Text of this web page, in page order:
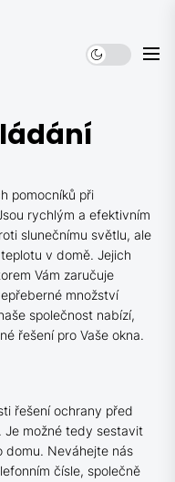
pomocníků při
rychlým a efektivním
slunečnímu světlu, ale
v domě. Jejich
Vám zaručuje
množství
společnost nabízí,
řešení pro Vaše okna.
řešení ochrany před
Je možné tedy sestavit
domu. Neváhejte nás
čísle, společně